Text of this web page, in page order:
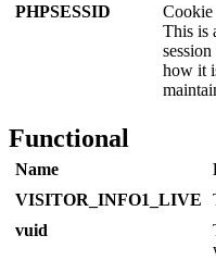
PHPSESSID
Cookie
This is
how it
Functional
Name
VISITOR_INFO1_LIVE
vuid